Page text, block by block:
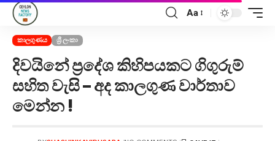
Aa
කාලගුණය ශ්‍රී ලංකා
දිවයිනේ ප්‍රදේශ කිහිපයකට ගිගුරුම්
සහිත වැසි – අද කාලගුණ වාර්තාව
මෙන්න !